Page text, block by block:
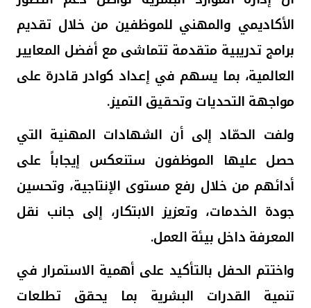
الأكاديمي والمهني للموظفين من خلال تقديم
برامج تدريبية متقدمة تتماشى مع أفضل المعايير
العالمية، بما يسهم في إعداد كوادر قادرة على
مواجهة التحديات وتحقيق التميز.
ولفت الحمّاد إلى أن الشهادات المهنية التي
حصل عليها الموظفون ستنعكس إيجاباً على
أدائهم من خلال رفع مستوى الإنتاجية، وتحسين
جودة الخدمات، وتعزيز الابتكار، إلى جانب نقل
المعرفة داخل بيئة العمل.
واختتم الحفل بالتأكيد على أهمية الاستمرار في
تنمية القدرات البشرية بما يحقق تطلعات